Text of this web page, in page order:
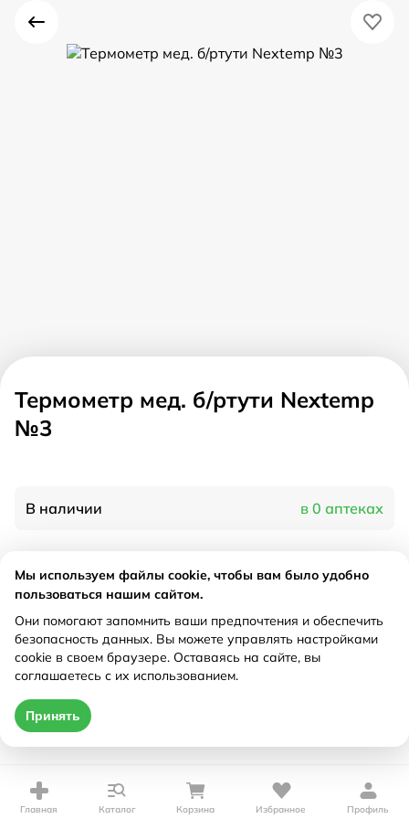
Термометр мед. б/ртути Nextemp
№3
В наличии в 0 аптеках
Характеристики
Рецепт
Не требуется
Главная Каталог Корзина Избранное Профиль
Мы используем файлы cookie, чтобы вам было удобно
пользоваться нашим сайтом.
Они помогают запомнить ваши предпочтения и обеспечить
безопасность данных. Вы можете управлять настройками
cookie в своем браузере. Оставаясь на сайте, вы
соглашаетесь с их использованием.
Принять